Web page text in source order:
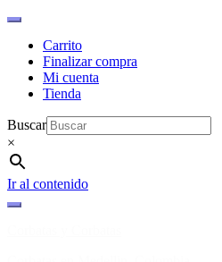
Carrito
Finalizar compra
Mi cuenta
Tienda
Buscar
×
Ir al contenido